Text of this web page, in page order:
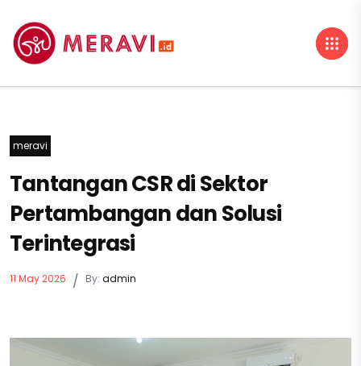
meravi
Tantangan CSR di Sektor
Pertambangan dan Solusi
Terintegrasi
11 May 2026 / By: admin